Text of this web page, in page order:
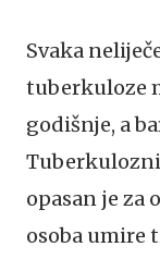
Svaka
tuberkuloze
godišnje, a
opasan je za
osoba umire